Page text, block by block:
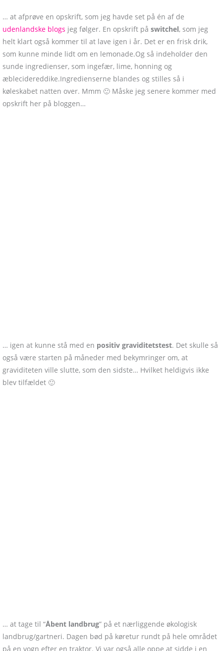
… at afprøve en opskrift, som jeg havde set på én af de
udenlandske blogs jeg følger. En opskrift på switchel, som jeg
helt klart også kommer til at lave igen i år. Det er en frisk drik,
som kunne minde lidt om en lemonade.Og så indeholder den
sunde ingredienser, som ingefær, lime, honning og
æblecidereddike.Ingredienserne blandes og stilles så i
køleskabet natten over. Mmm 🙂 Måske jeg senere kommer med
opskrift her på bloggen…
… igen at kunne stå med en positiv graviditetstest. Det skulle så
også være starten på måneder med bekymringer om, at
graviditeten ville slutte, som den sidste… Hvilket heldigvis ikke
blev tilfældet 🙂
… at tage til “Åbent landbrug” på et nærliggende økologisk
landbrug/gartneri. Dagen bød på køretur rundt på hele området
på en vogn efter en traktor. Vi var også alle oppe at sidde i en